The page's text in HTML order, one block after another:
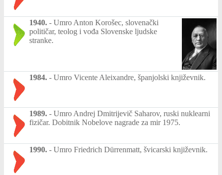
1940. - Umro Anton Korošec, slovenački
političar, teolog i vođa Slovenske ljudske
stranke.
1984. - Umro Vicente Aleixandre, španjolski književnik.
1989. - Umro Andrej Dmitrijevič Saharov, ruski nuklearni
fizičar. Dobitnik Nobelove nagrade za mir 1975.
1990. - Umro Friedrich Dürrenmatt, švicarski književnik.